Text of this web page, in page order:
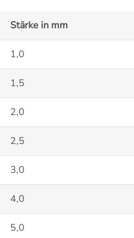
Stärke in mm
1,0
1,5
2,0
2,5
3,0
4,0
5,0